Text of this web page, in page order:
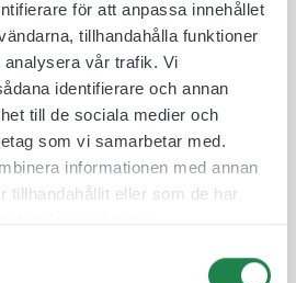
för att anpassa innehållet
tillhandahålla funktioner
vår trafik. Vi
identifierare och annan
till de sociala medier och
som vi samarbetar med.
informationen med annan
tillhandahållit eller som de har
som bestående av
med en UV-
En trevlig kombination av
en namnskylt som står ut från
ett flertal färger på
er text och välj typsnitt och
vi in den så det ser snyggt